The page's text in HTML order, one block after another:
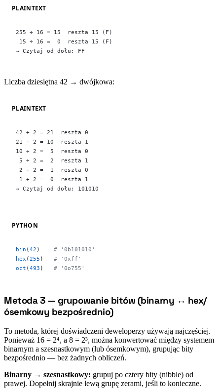
PLAINTEXT
255 ÷ 16 = 15  reszta 15 (F)
15 ÷ 16 =  0  reszta 15 (F)
→ Czytaj od dołu: FF
Liczba dziesiętna 42 → dwójkowa:
PLAINTEXT
42 ÷ 2 = 21  reszta 0
21 ÷ 2 = 10  reszta 1
10 ÷ 2 =  5  reszta 0
5 ÷ 2 =  2  reszta 1
2 ÷ 2 =  1  reszta 0
1 ÷ 2 =  0  reszta 1
→ Czytaj od dołu: 101010
PYTHON
bin (42 ) # '0b101010'
hex (255 ) # '0xff'
oct (493 ) # '0o755'
#
Metoda 3 — grupowanie bitów (binarny ↔ hex/
ósemkowy bezpośrednio)
To metoda, której doświadczeni deweloperzy używają najczęściej.
Ponieważ 16 = 2⁴, a 8 = 2³, można konwertować między systemem
binarnym a szesnastkowym (lub ósemkowym), grupując bity
bezpośrednio — bez żadnych obliczeń.
Binarny → szesnastkowy: grupuj po cztery bity (nibble) od
prawej. Dopełnij skrajnie lewą grupę zerami, jeśli to konieczne.